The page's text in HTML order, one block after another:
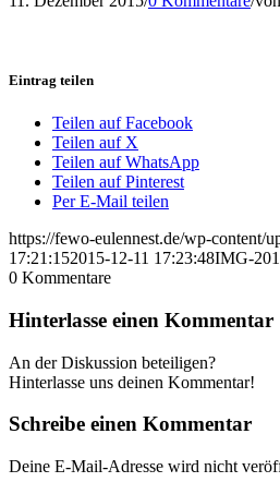
Eintrag teilen
Teilen auf Facebook
Teilen auf X
Teilen auf WhatsApp
Teilen auf Pinterest
Per E-Mail teilen
https://fewo-eulennest.de/wp-content/
17:21:152015-12-11 17:23:48IMG-
0 Kommentare
Hinterlasse einen Kommentar
An der Diskussion beteiligen?
Hinterlasse uns deinen Kommentar!
Schreibe einen Kommentar
Deine E-Mail-Adresse wird nicht